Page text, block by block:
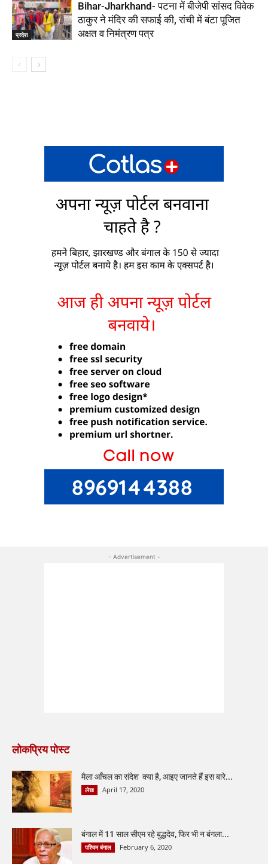
प्रदेश
Bihar-Jharkhand- पटना में बीजेपी सांसद विवेक
ठाकुर ने मंदिर की सफाई की, रांची में बंटा पूजित
अक्षत व निमंत्रण पत्र
- Advertisement -
लोकप्रिय पोस्ट
मैला आँचल का संदेश क्या है, आइए जानते हैं इस बारे...
लेख April 17, 2020
बंगाल में 11 साल सीएम रहे बुद्धदेव, फिर भी न बंगला...
पश्चिम बंगाल February 6, 2020